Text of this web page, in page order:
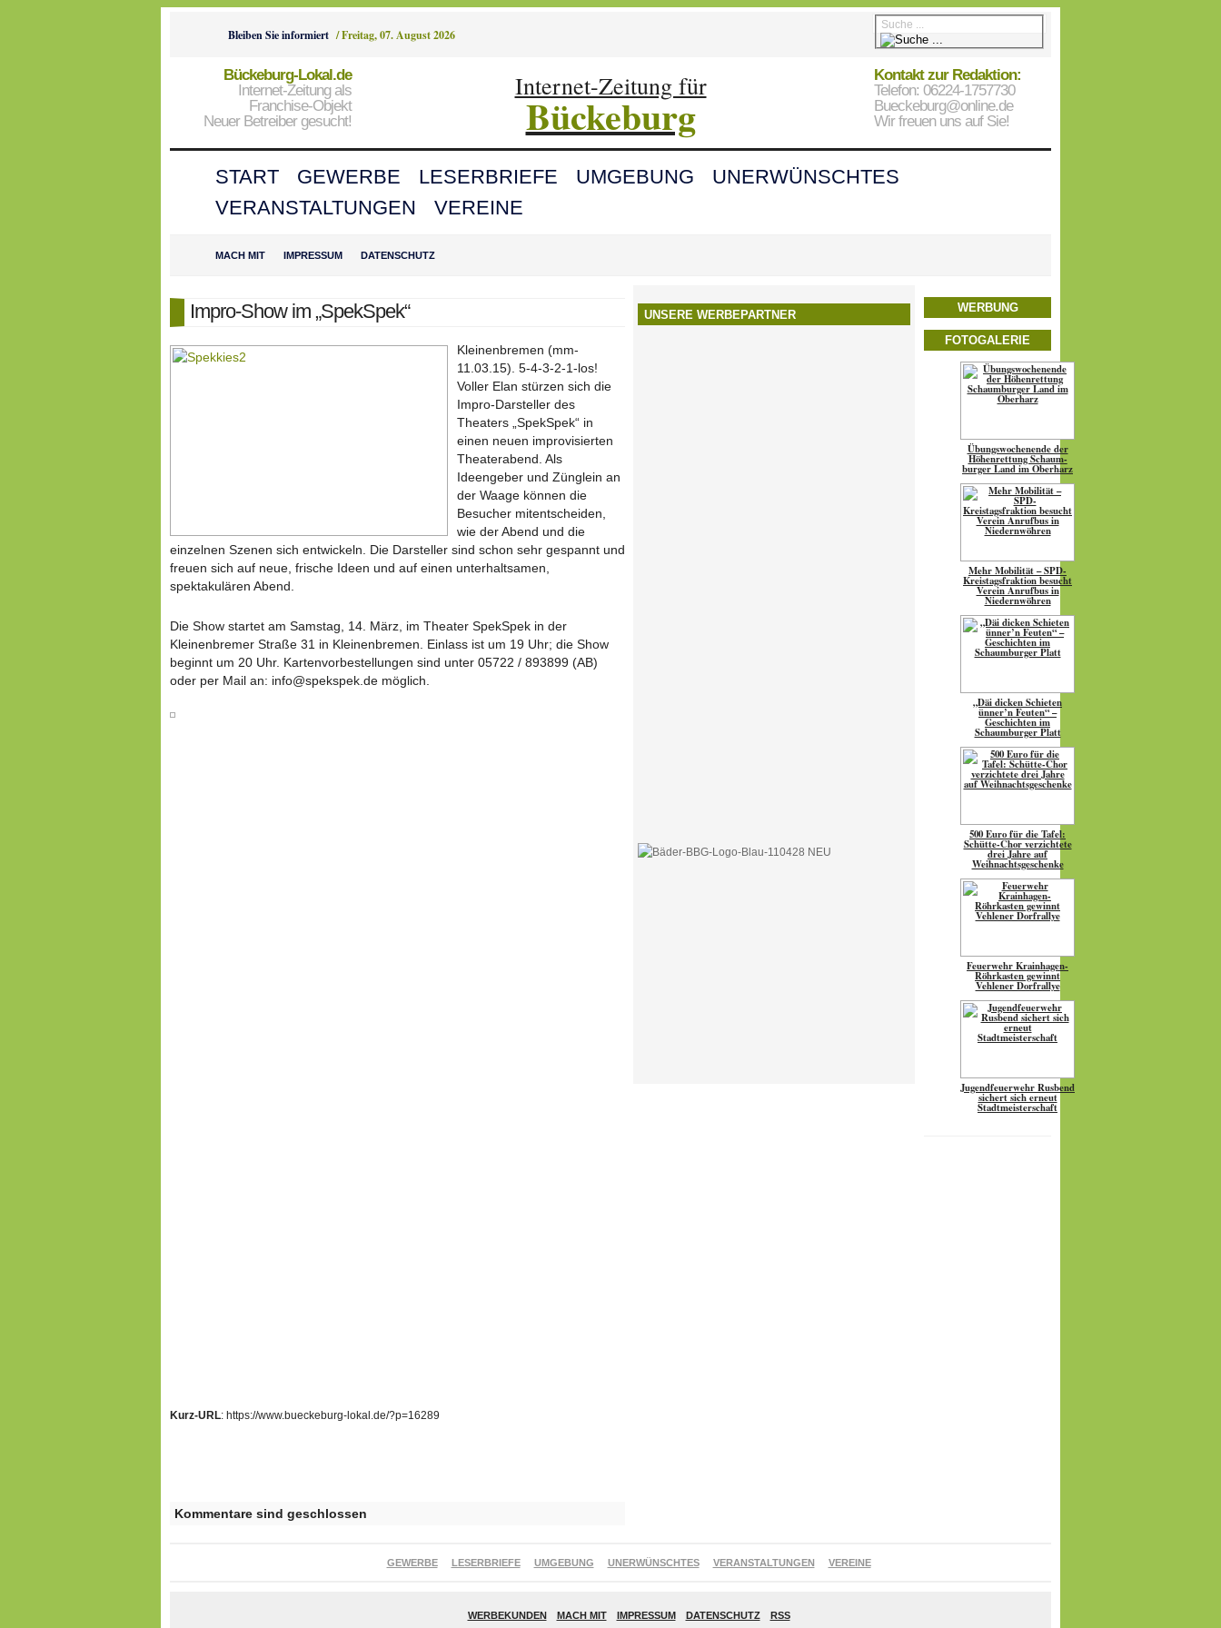
Bleiben Sie informiert /Freitag, 07. August 2026
Bückeburg-Lokal.de
Internet-Zeitung als
Franchise-Objekt
Neuer Betreiber gesucht!
Internet-Zeitung für
Bückeburg
Kontakt zur Redaktion:
Telefon: 06224-1757730
Bueckeburg@online.de
Wir freuen uns auf Sie!
START GEWERBE LESERBRIEFE UMGEBUNG
UNERWÜNSCHTES
VERANSTALTUNGEN
VEREINE
MACH MIT IMPRESSUM DATENSCHUTZ
Impro-Show im „SpekSpek“
Kleinenbremen (mm-
11.03.15). 5-4-3-2-1-los!
Voller Elan stürzen sich die
Impro-Darsteller des
Theaters „SpekSpek“ in
einen neuen improvisierten
Theaterabend. Als
Ideengeber und Zünglein an
der Waage können die
Besucher mitentscheiden,
wie der Abend und die
einzelnen Szenen sich entwickeln. Die Darsteller sind schon sehr gespannt und
freuen sich auf neue, frische Ideen und auf einen unterhaltsamen,
spektakulären Abend.
Die Show startet am Samstag, 14. März, im Theater SpekSpek in der
Kleinenbremer Straße 31 in Kleinenbremen. Einlass ist um 19 Uhr; die Show
beginnt um 20 Uhr. Kartenvorbestellungen sind unter 05722 / 893899 (AB)
oder per Mail an: info@spekspek.de möglich.
Kurz-URL: https://www.bueckeburg-lokal.de/?p=16289
Kommentare sind geschlossen
UNSERE WERBEPARTNER
WERBUNG
FOTOGALERIE
Übungs­wo­chen­ende der
Höhen­ret­tung Schaum­
burger Land im Oberharz
Mehr Mobilität – SPD-
Kreistagsfraktion besucht
Verein Anrufbus in
Niedernwöhren
„Däi dicken Schieten
ünner’n Feuten“ –
Geschichten im
Schaumburger Platt
500 Euro für die Tafel:
Schütte-Chor verzichtete
drei Jahre auf
Weihnachtsgeschenke
Feuerwehr Krainhagen-
Röhrkasten gewinnt
Vehlener Dorfrallye
Jugendfeuerwehr Rusbend
sichert sich erneut
Stadtmeisterschaft
GEWERBE LESERBRIEFE UMGEBUNG UNERWÜNSCHTES VERANSTALTUNGEN VEREINE
WERBEKUNDEN MACH MIT IMPRESSUM DATENSCHUTZ RSS